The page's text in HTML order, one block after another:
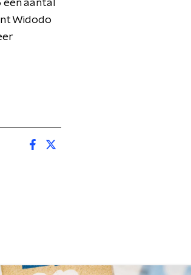
aantal
Widodo